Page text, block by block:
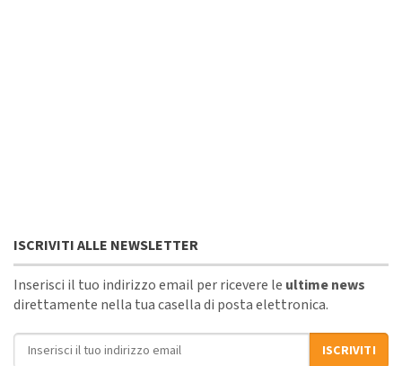
ISCRIVITI ALLE NEWSLETTER
Inserisci il tuo indirizzo email per ricevere le ultime news
direttamente nella tua casella di posta elettronica.
Indirizzo email
ISCRIVITI